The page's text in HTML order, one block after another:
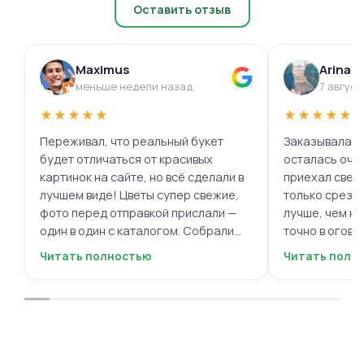
Оставить отзыв
Maximus
меньше недели назад
★★★★★
Переживал, что реальный букет
будет отличаться от красивых
картинок на сайте, но всё сделали в
лучшем виде! Цветы супер свежие,
фото перед отправкой прислали —
один в один с каталогом. Собрали
быстро, курьер не подвёл. Мужской
Читать полностью
Arina
7
★★★★★
Заказывала
осталась очень
приехал
только
лучше, чем
точно в
вежливый,
Читать